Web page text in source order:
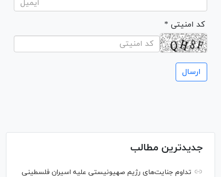
* کد امنیتی
جدیدترین مطالب
تداوم جنایت‌های رژیم صهیونیستی علیه اسیران فلسطینی